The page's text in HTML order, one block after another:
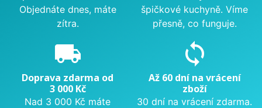
Objednáte dnes, máte
zítra.
špičkové kuchyně. Víme
přesně, co funguje.
local_shipping
Doprava zdarma od
3 000 Kč
Nad 3 000 Kč máte
sync
Až 60 dní na vrácení
zboží
30 dní na vrácení zdarma.